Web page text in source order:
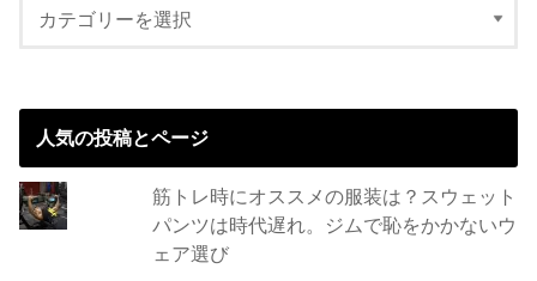
人気の投稿とページ
筋トレ時にオススメの服装は？スウェット
パンツは時代遅れ。ジムで恥をかかないウ
ェア選び